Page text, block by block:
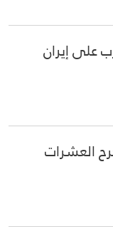
على إيران
العشرات